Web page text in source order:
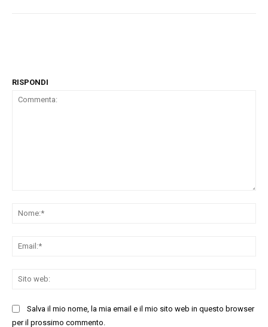
RISPONDI
Salva il mio nome, la mia email e il mio sito web in questo browser
per il prossimo commento.